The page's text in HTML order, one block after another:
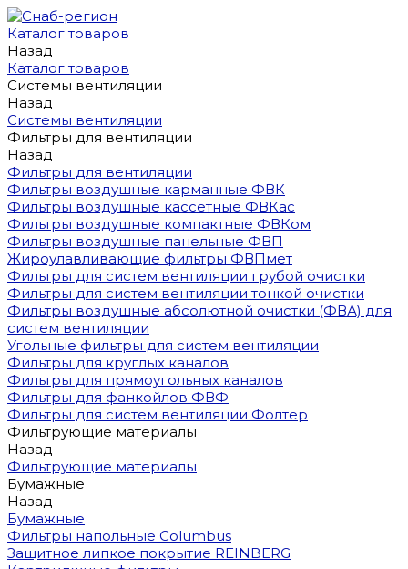
Каталог товаров
Назад
Каталог товаров
Системы вентиляции
Назад
Системы вентиляции
Фильтры для вентиляции
Назад
Фильтры для вентиляции
Фильтры воздушные карманные ФВК
Фильтры воздушные кассетные ФВКас
Фильтры воздушные компактные ФВКом
Фильтры воздушные панельные ФВП
Жироулавливающие фильтры ФВПмет
Фильтры для систем вентиляции грубой очистки
Фильтры для систем вентиляции тонкой очистки
Фильтры воздушные абсолютной очистки (ФВА) для
систем вентиляции
Угольные фильтры для систем вентиляции
Фильтры для круглых каналов
Фильтры для прямоугольных каналов
Фильтры для фанкойлов ФВФ
Фильтры для систем вентиляции Фолтер
Фильтрующие материалы
Назад
Фильтрующие материалы
Бумажные
Назад
Бумажные
Фильтры напольные Columbus
Защитное липкое покрытие REINBERG